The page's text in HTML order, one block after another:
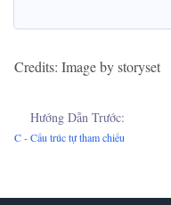
Credits: Image by storyset
Hướng Dẫn Trước:
C - Cấu trúc tự tham chiếu